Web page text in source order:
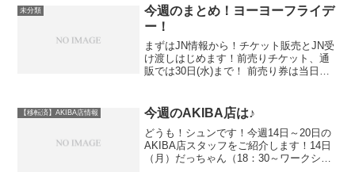
未分類
今週のまとめ！ヨーヨーフライデ
ー！
まずはJN情報から！チケット販売とJN受
け渡しはじめます！前売りチケット、通
販では30日(水)まで！ 前売り券は当日券
のある方は忘れずに買っておきましょ
う！前売り...
【移転済】AKIBA店情報 今週のAKIBA店は♪
どうも！シュンです！今週14日～20日の
AKIBA店スタッフをご紹介します！14日
（月）だっちゃん（18：30～ワークショ